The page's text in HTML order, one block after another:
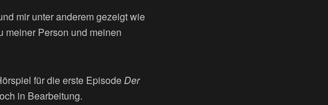
mir unter anderem gezeigt wie
meiner Person und meinen
für die erste EpisodeDer
in Bearbeitung.